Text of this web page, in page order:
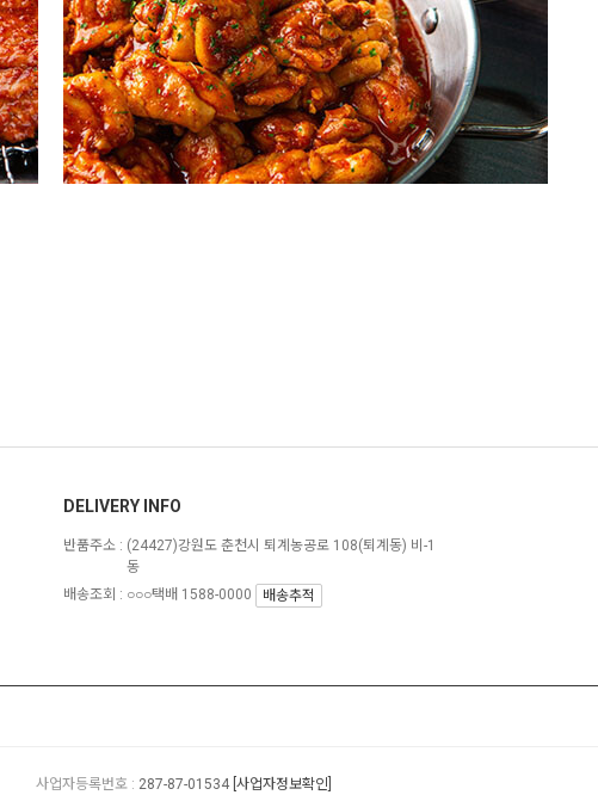
DELIVERY INFO
반품주소 : (24427)강원도 춘천시 퇴계농공로 108(퇴계동) 비-1
동
배송조회 : ○○○택배 1588-0000
배송추적
사업자등록번호 : 287-87-01534 [사업자정보확인]